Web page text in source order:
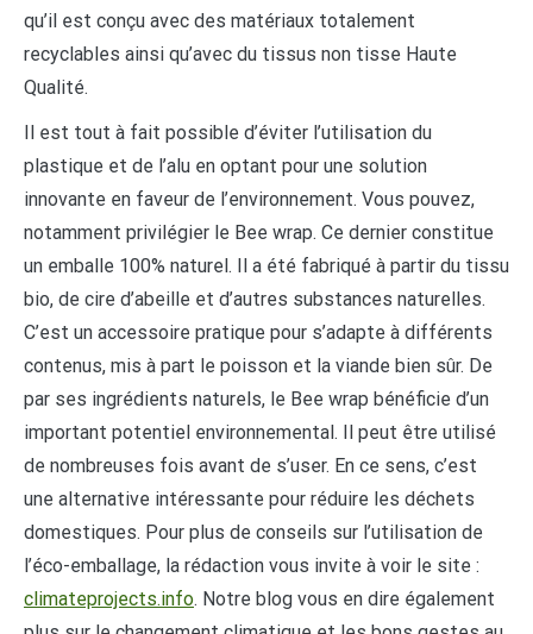
qu’il est conçu avec des matériaux totalement
recyclables ainsi qu’avec du tissus non tisse Haute
Qualité.
Il est tout à fait possible d’éviter l’utilisation du
plastique et de l’alu en optant pour une solution
innovante en faveur de l’environnement. Vous pouvez,
notamment privilégier le Bee wrap. Ce dernier constitue
un emballe 100% naturel. Il a été fabriqué à partir du tissu
bio, de cire d’abeille et d’autres substances naturelles.
C’est un accessoire pratique pour s’adapte à différents
contenus, mis à part le poisson et la viande bien sûr. De
par ses ingrédients naturels, le Bee wrap bénéficie d’un
important potentiel environnemental. Il peut être utilisé
de nombreuses fois avant de s’user. En ce sens, c’est
une alternative intéressante pour réduire les déchets
domestiques. Pour plus de conseils sur l’utilisation de
l’éco-emballage, la rédaction vous invite à voir le site :
climateprojects.info. Notre blog vous en dire également